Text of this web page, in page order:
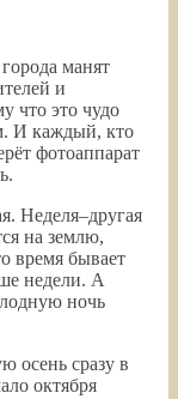
манят
и
что это чудо
И каждый, кто
фотоаппарат
Неделя–другая
на землю,
время бывает
недели. А
ночь
осень сразу в
октября